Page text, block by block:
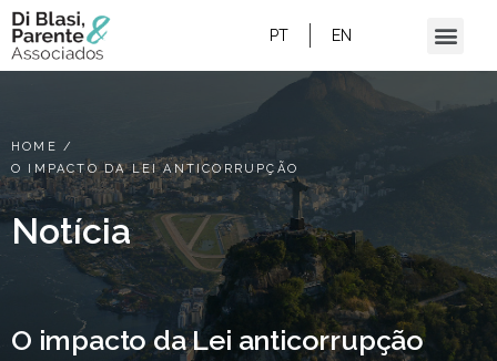
PT EN
HOME /
O IMPACTO DA LEI ANTICORRUPÇÃO
Notícia
O impacto da Lei anticorrupção